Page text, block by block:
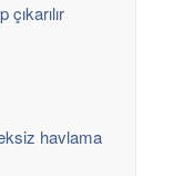
çıkarılır
havlama